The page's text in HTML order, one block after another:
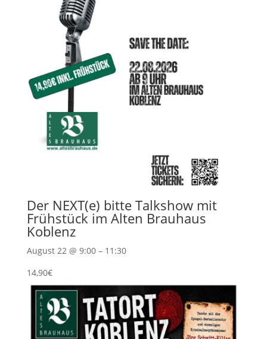
Der NEXT(e) bitte Talkshow mit
Frühstück im Alten Brauhaus
Koblenz
August 22 @ 9:00 – 11:30
14,90€